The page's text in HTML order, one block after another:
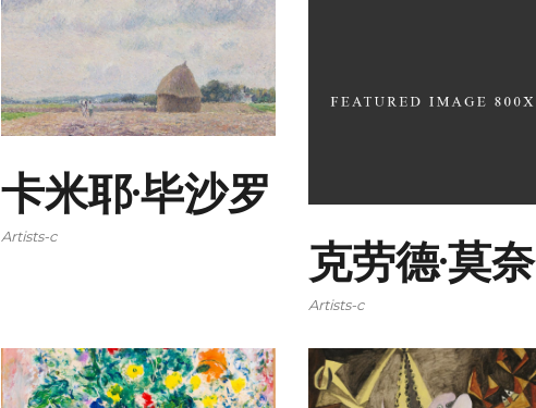
卡米耶·毕沙罗
Artists-c
克劳德·莫奈
Artists-c